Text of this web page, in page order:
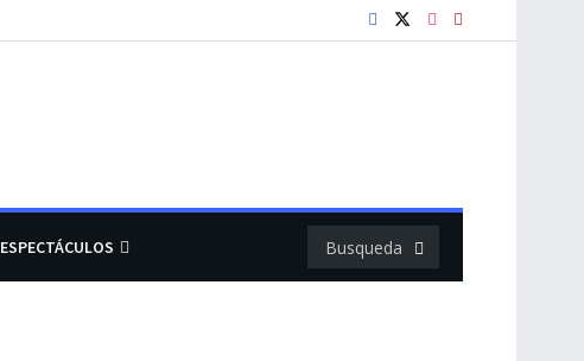
ESPECTÁCULOS